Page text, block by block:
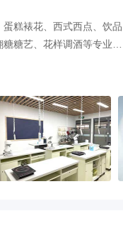
糕裱花、西式西点、饮品
糖艺、花样调酒等专业课